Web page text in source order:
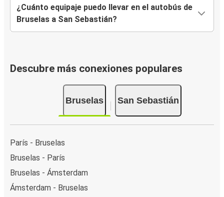
¿Cuánto equipaje puedo llevar en el autobús de
Bruselas a San Sebastián?
Descubre más conexiones populares
Bruselas San Sebastián
París - Bruselas
Bruselas - París
Bruselas - Ámsterdam
Ámsterdam - Bruselas